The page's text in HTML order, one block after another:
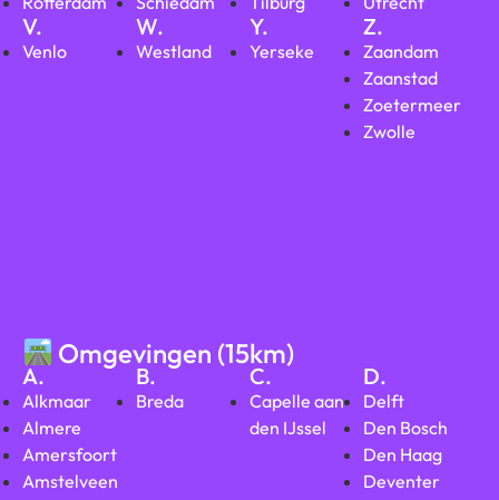
V.
Venlo
W.
Westland
Y.
Yerseke
Z.
Zaandam
Zaanstad
Zoetermeer
Zwolle
Omgevingen (15km)
A.
Alkmaar
Almere
Amersfoort
Amstelveen
B.
Breda
C.
Capelle aan
den IJssel
D.
Delft
Den Bosch
Den Haag
Deventer